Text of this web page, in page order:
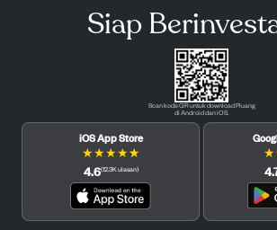
Siap
Scan kode QR untuk download Pluang
di Android dan iOS.
iOS App Store
★★★★★
4.6(12.3Kulasan)
★